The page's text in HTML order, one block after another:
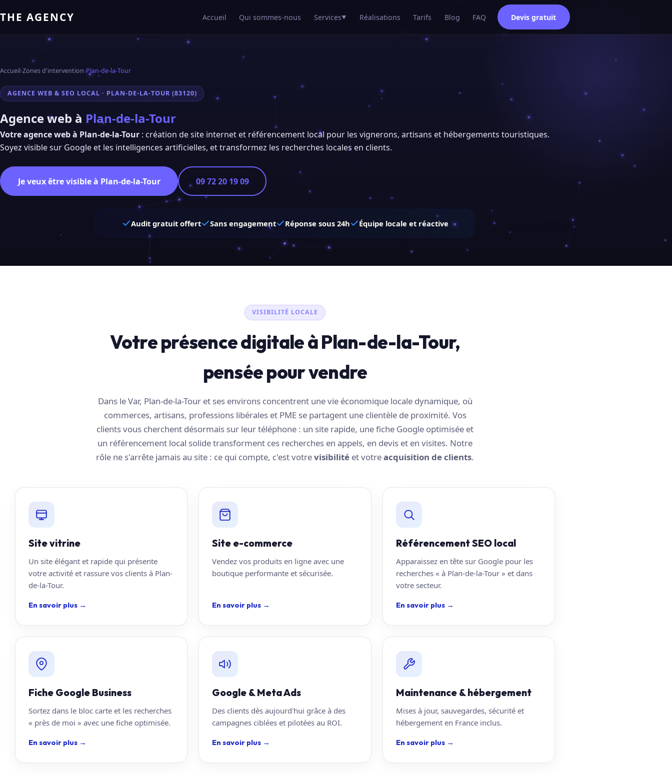
THE AGENCY Accueil Qui sommes-nous Services▼ Réalisations Tarifs Blog FAQ Devis gratuit
Accueil›Zones d'intervention›Plan-de-la-Tour
AGENCE WEB & SEO LOCAL · PLAN-DE-LA-TOUR (83120)
Agence web à Plan-de-la-Tour
Votre agence web à Plan-de-la-Tour : création de site internet et référencement local pour les vignerons, artisans et hébergements touristiques.
Soyez visible sur Google et les intelligences artificielles, et transformez les recherches locales en clients.
Je veux être visible à Plan-de-la-Tour 09 72 20 19 09
Audit gratuit offert Sans engagement Réponse sous 24h Équipe locale et réactive
VISIBILITÉ LOCALE
Votre présence digitale à Plan-de-la-Tour,
pensée pour vendre
Dans le Var, Plan-de-la-Tour et ses environs concentrent une vie économique locale dynamique, où
commerces, artisans, professions libérales et PME se partagent une clientèle de proximité. Vos
clients vous cherchent désormais sur leur téléphone : un site rapide, une fiche Google optimisée et
un référencement local solide transforment ces recherches en appels, en devis et en visites. Notre
rôle ne s'arrête jamais au site : ce qui compte, c'est votrevisibilité et votreacquisition de clients.
Site vitrine
Un site élégant et rapide qui présente
votre activité et rassure vos clients à Plan-
de-la-Tour.
En savoir plus →
Site e-commerce
Vendez vos produits en ligne avec une
boutique performante et sécurisée.
En savoir plus →
Référencement SEO local
Apparaissez en tête sur Google pour les
recherches « à Plan-de-la-Tour » et dans
votre secteur.
En savoir plus →
Fiche Google Business
Sortez dans le bloc carte et les recherches
« près de moi » avec une fiche optimisée.
En savoir plus →
Google & Meta Ads
Des clients dès aujourd'hui grâce à des
campagnes ciblées et pilotées au ROI.
En savoir plus →
Maintenance & hébergement
Mises à jour, sauvegardes, sécurité et
hébergement en France inclus.
En savoir plus →